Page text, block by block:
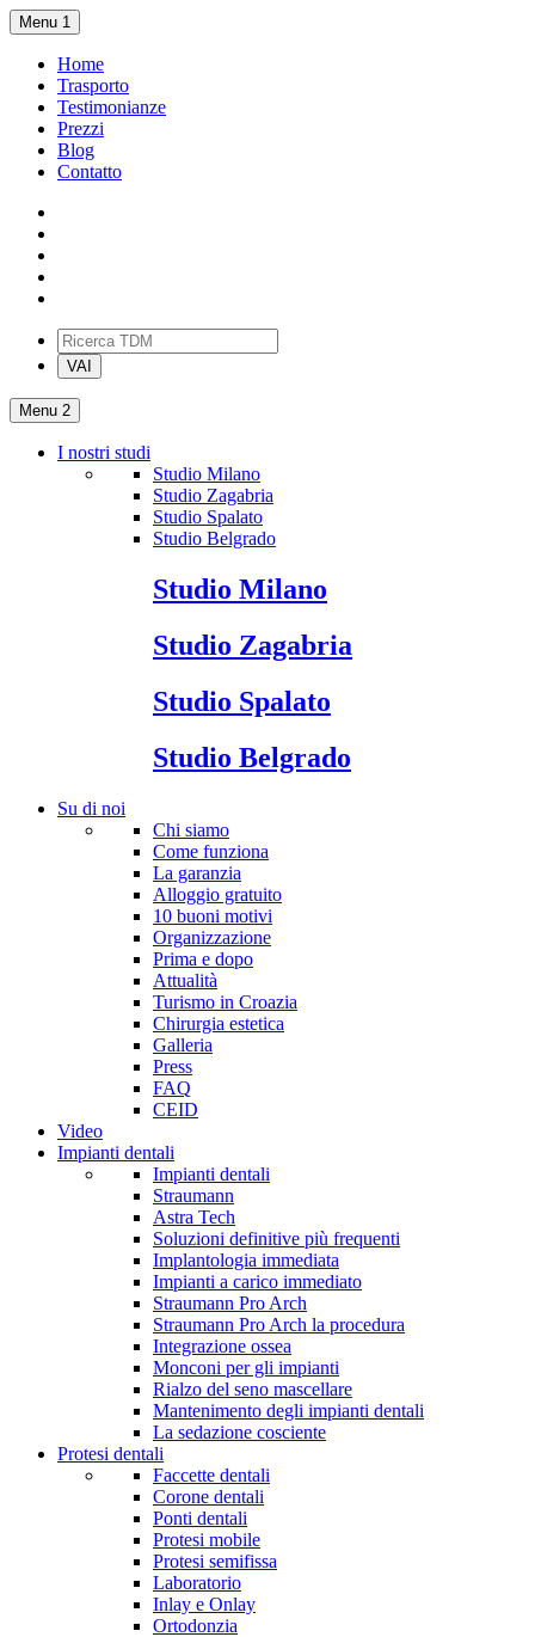
Menu 1
Home
Trasporto
Testimonianze
Prezzi
Blog
Contatto
Menu 2
I nostri studi
Studio Milano
Studio Zagabria
Studio Spalato
Studio Belgrado
Studio Milano
Studio Zagabria
Studio Spalato
Studio Belgrado
Su di noi
Chi siamo
Come funziona
La garanzia
Alloggio gratuito
10 buoni motivi
Organizzazione
Prima e dopo
Attualità
Turismo in Croazia
Chirurgia estetica
Galleria
Press
FAQ
CEID
Video
Impianti dentali
Impianti dentali
Straumann
Astra Tech
Soluzioni definitive più frequenti
Implantologia immediata
Impianti a carico immediato
Straumann Pro Arch
Straumann Pro Arch la procedura
Integrazione ossea
Monconi per gli impianti
Rialzo del seno mascellare
Mantenimento degli impianti dentali
La sedazione cosciente
Protesi dentali
Faccette dentali
Corone dentali
Ponti dentali
Protesi mobile
Protesi semifissa
Laboratorio
Inlay e Onlay
Ortodonzia